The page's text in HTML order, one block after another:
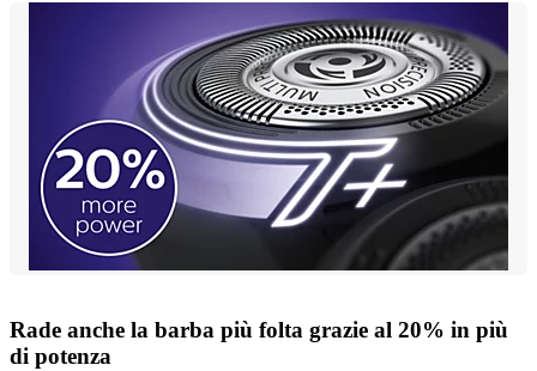
Rade anche la barba più folta grazie al 20% in più
di potenza